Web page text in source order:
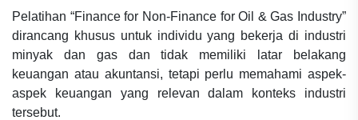
Pelatihan “Finance for Non-Finance for Oil & Gas Industry”
dirancang khusus untuk individu yang bekerja di industri
minyak dan gas dan tidak memiliki latar belakang
keuangan atau akuntansi, tetapi perlu memahami aspek-
aspek keuangan yang relevan dalam konteks industri
tersebut.